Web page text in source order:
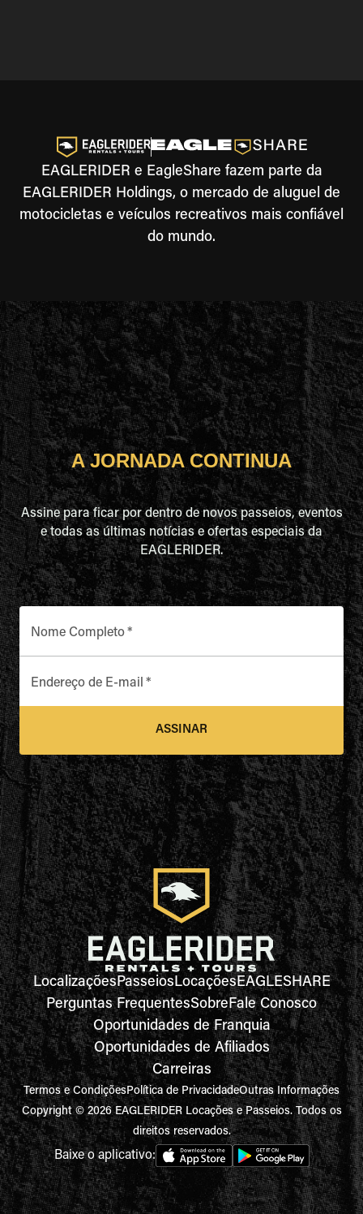
EAGLERIDER e EagleShare fazem parte da
EAGLERIDER Holdings, o mercado de aluguel de
motocicletas e veículos recreativos mais confiável
do mundo.
A JORNADA CONTINUA
Assine para ficar por dentro de novos passeios, eventos
e todas as últimas notícias e ofertas especiais da
EAGLERIDER.
Nome Completo*
Endereço de E-mail *
ASSINAR
LocalizaçõesPasseiosLocaçõesEAGLESHARE
Perguntas FrequentesSobreFale Conosco
Oportunidades de Franquia
Oportunidades de Afiliados
Carreiras
Termos e CondiçõesPolítica de PrivacidadeOutras Informações
Copyright © 2026 EAGLERIDER Locações e Passeios. Todos os
direitos reservados.
Baixe o aplicativo: